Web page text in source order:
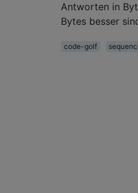
Antworten in
Bytes besser
code-golf